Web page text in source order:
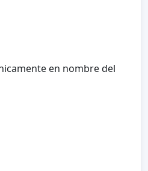
en nombre del